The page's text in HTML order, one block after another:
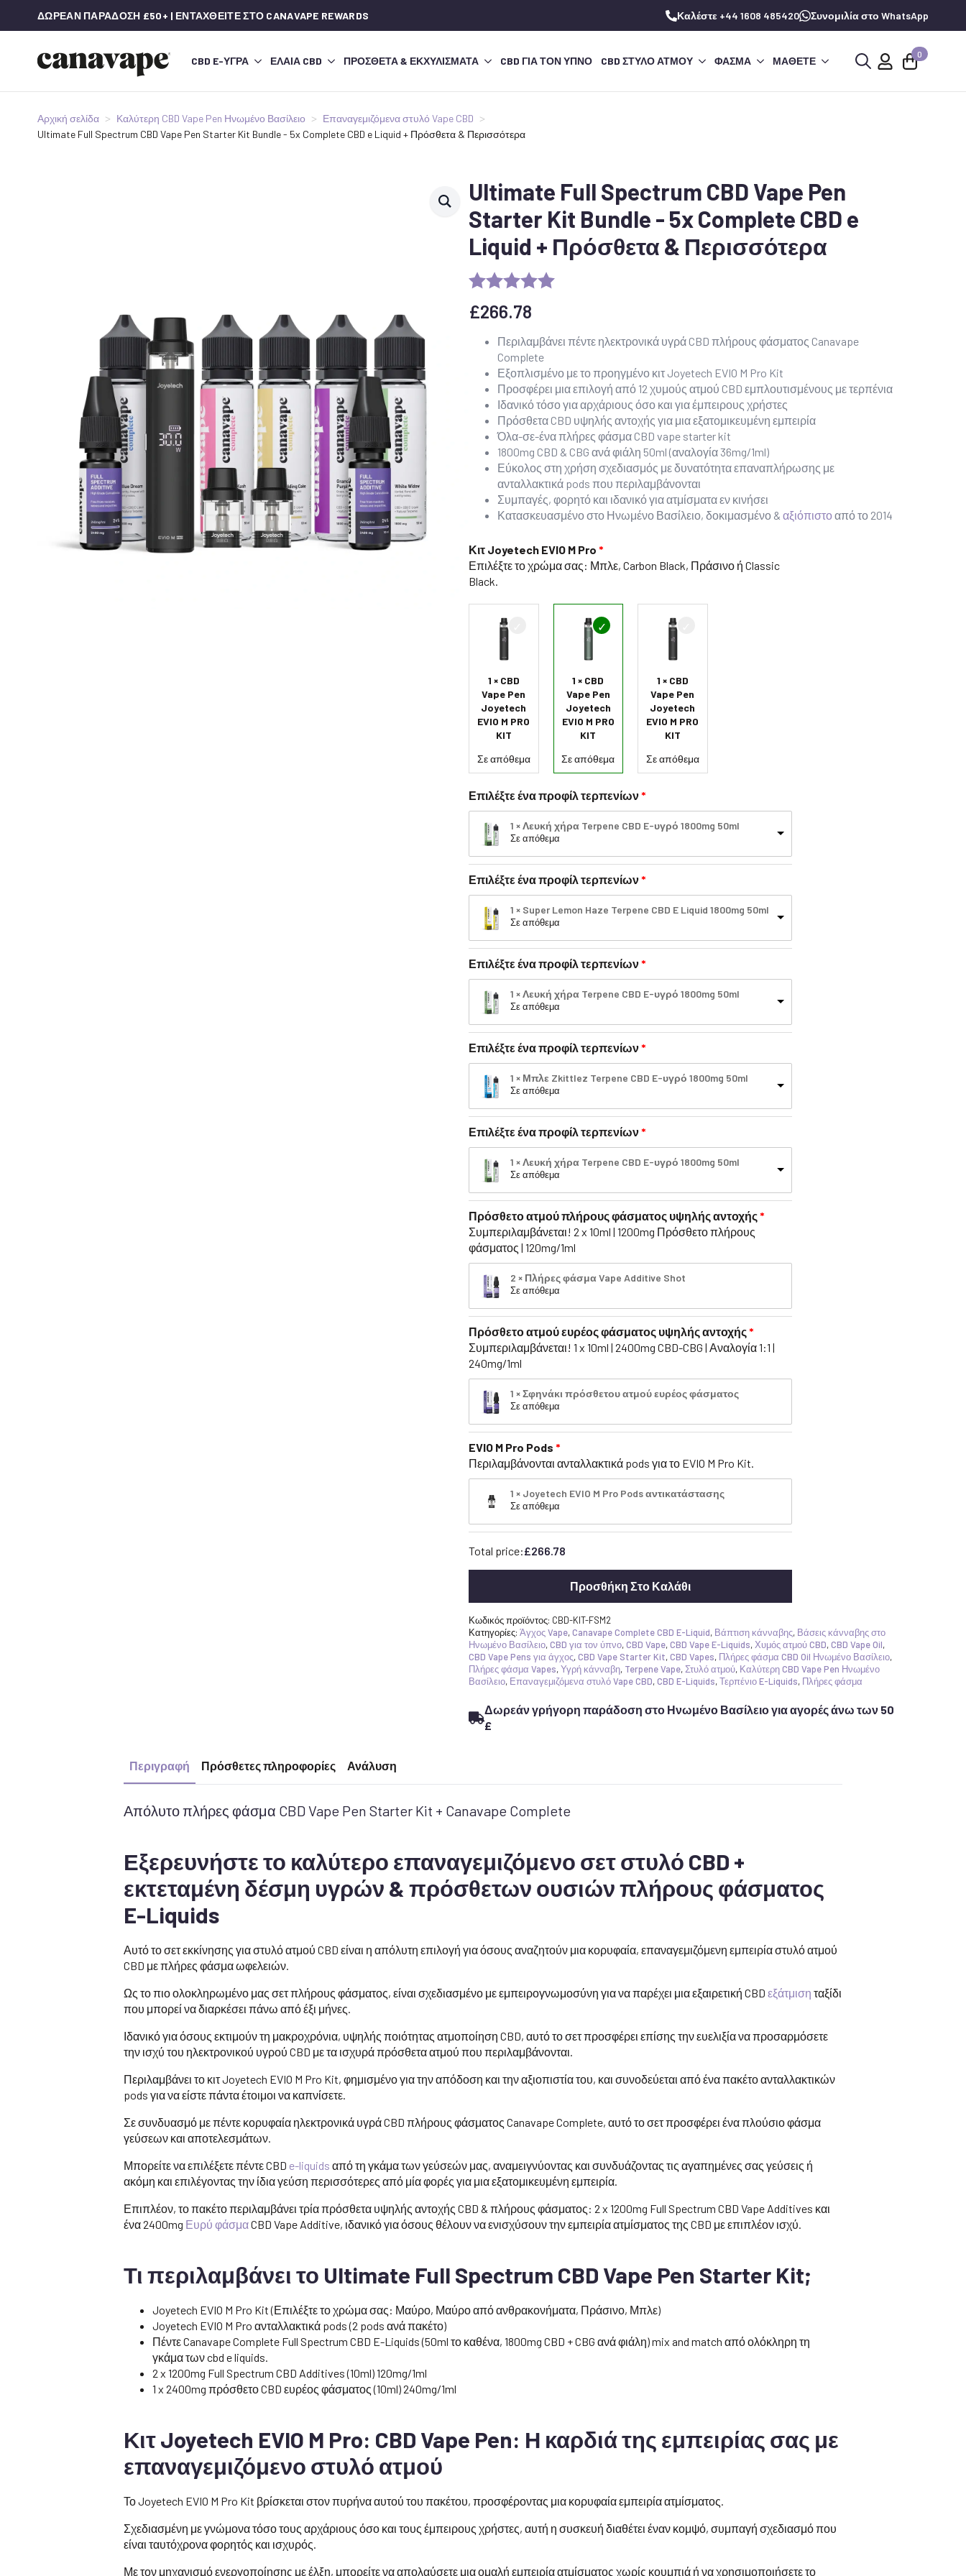
ΔΩΡΕΆΝ ΠΑΡΆΔΟΣΗ £50+ | ΕΝΤΑΧΘΕΊΤΕ ΣΤΟ CANAVAPE REWARDS Καλέστε +44 1608 485420 Συνομιλία στο WhatsApp
CBD E-ΥΓΡΆ ΈΛΑΙΑ CBD ΠΡΌΣΘΕΤΑ & ΕΚΧΥΛΊΣΜΑΤΑ CBD ΓΙΑ ΤΟΝ ΎΠΝΟ CBD ΣΤΥΛΌ ΑΤΜΟΎ ΦΆΣΜΑ ΜΆΘΕΤΕ
0
Αρχική σελίδα Καλύτερη CBD Vape Pen Ηνωμένο Βασίλειο
Επαναγεμιζόμενα στυλό Vape CBD
Ultimate Full Spectrum CBD Vape Pen Starter Kit Bundle - 5x Complete CBD e Liquid + Πρόσθετα & Περισσότερα
Ultimate Full Spectrum CBD Vape Pen
Starter Kit Bundle - 5x Complete CBD e
Liquid + Πρόσθετα & Περισσότερα
£266.78
Περιλαμβάνει πέντε ηλεκτρονικά υγρά CBD πλήρους φάσματος Canavape
Complete
Εξοπλισμένο με το προηγμένο κιτ Joyetech EVIO M Pro Kit
Προσφέρει μια επιλογή από 12 χυμούς ατμού CBD εμπλουτισμένους με τερπένια
Ιδανικό τόσο για αρχάριους όσο και για έμπειρους χρήστες
Πρόσθετα CBD υψηλής αντοχής για μια εξατομικευμένη εμπειρία
Όλα-σε-ένα πλήρες φάσμα CBD vape starter kit
1800mg CBD & CBG ανά φιάλη 50ml (αναλογία 36mg/1ml)
Εύκολος στη χρήση σχεδιασμός με δυνατότητα επαναπλήρωσης με
ανταλλακτικά pods που περιλαμβάνονται
Συμπαγές, φορητό και ιδανικό για ατμίσματα εν κινήσει
Κατασκευασμένο στο Ηνωμένο Βασίλειο, δοκιμασμένο & αξιόπιστοαπό το 2014
Κιτ Joyetech EVIO M Pro
Επιλέξτε το χρώμα σας: Μπλε, Carbon Black, Πράσινο ή Classic
Black.
1 × CBD
Vape Pen
Joyetech
EVIO M PRO
KIT
Σε απόθεμα
1 × CBD
Vape Pen
Joyetech
EVIO M PRO
KIT
Σε απόθεμα
1 × CBD
Vape Pen
Joyetech
EVIO M PRO
KIT
Σε απόθεμα
Επιλέξτε ένα προφίλ τερπενίων
1 × Λευκή χήρα Terpene CBD E-υγρό 1800mg 50ml
Σε απόθεμα
Επιλέξτε ένα προφίλ τερπενίων
1 × Super Lemon Haze Terpene CBD E Liquid 1800mg 50ml
Σε απόθεμα
Επιλέξτε ένα προφίλ τερπενίων
1 × Λευκή χήρα Terpene CBD E-υγρό 1800mg 50ml
Σε απόθεμα
Επιλέξτε ένα προφίλ τερπενίων
1 × Μπλε Zkittlez Terpene CBD E-υγρό 1800mg 50ml
Σε απόθεμα
Επιλέξτε ένα προφίλ τερπενίων
1 × Λευκή χήρα Terpene CBD E-υγρό 1800mg 50ml
Σε απόθεμα
Πρόσθετο ατμού πλήρους φάσματος υψηλής αντοχής
Συμπεριλαμβάνεται! 2 x 10ml | 1200mg Πρόσθετο πλήρους
φάσματος | 120mg/1ml
2 × Πλήρες φάσμα Vape Additive Shot
Σε απόθεμα
Πρόσθετο ατμού ευρέος φάσματος υψηλής αντοχής
Συμπεριλαμβάνεται! 1 x 10ml | 2400mg CBD-CBG | Αναλογία 1:1 |
240mg/1ml
1 × Σφηνάκι πρόσθετου ατμού ευρέος φάσματος
Σε απόθεμα
EVIO M Pro Pods
Περιλαμβάνονται ανταλλακτικά pods για το EVIO M Pro Kit.
1 × Joyetech EVIO M Pro Pods αντικατάστασης
Σε απόθεμα
Total price:£266.78
Προσθήκη Στο Καλάθι
Κωδικός προϊόντος: CBD-KIT-FSM2
Κατηγορίες: Άγχος Vape,Canavape Complete CBD E-Liquid, Βάπτιση κάνναβης, Βάσεις κάνναβης στο
Ηνωμένο Βασίλειο,CBD για τον ύπνο,CBD Vape,CBD Vape E-Liquids, Χυμός ατμού CBD,CBD Vape Oil,
CBD Vape Pens για άγχος,CBD Vape Starter Kit,CBD Vapes, Πλήρες φάσμα CBD Oil Ηνωμένο Βασίλειο,
Πλήρες φάσμα Vapes,Υγρή κάνναβη, Terpene Vape,Στυλό ατμού, Καλύτερη CBD Vape Pen Ηνωμένο
Βασίλειο, Επαναγεμιζόμενα στυλό Vape CBD,CBD E-Liquids,Τερπένιο E-Liquids, Πλήρες φάσμα
Δωρεάν γρήγορη παράδοση στο Ηνωμένο Βασίλειο για αγορές άνω των 50
£
Περιγραφή Πρόσθετες πληροφορίες Ανάλυση
Απόλυτο πλήρες φάσμα CBD Vape Pen Starter Kit + Canavape Complete
Εξερευνήστε το καλύτερο επαναγεμιζόμενο σετ στυλό CBD +
εκτεταμένη δέσμη υγρών & πρόσθετων ουσιών πλήρους φάσματος
E-Liquids
Αυτό το σετ εκκίνησης για στυλό ατμού CBD είναι η απόλυτη επιλογή για όσους αναζητούν μια κορυφαία, επαναγεμιζόμενη εμπειρία στυλό ατμού
CBD με πλήρες φάσμα ωφελειών.
Ως το πιο ολοκληρωμένο μας σετ πλήρους φάσματος, είναι σχεδιασμένο με εμπειρογνωμοσύνη για να παρέχει μια εξαιρετική CBD εξάτμιση ταξίδι
που μπορεί να διαρκέσει πάνω από έξι μήνες.
Ιδανικό για όσους εκτιμούν τη μακροχρόνια, υψηλής ποιότητας ατμοποίηση CBD, αυτό το σετ προσφέρει επίσης την ευελιξία να προσαρμόσετε
την ισχύ του ηλεκτρονικού υγρού CBD με τα ισχυρά πρόσθετα ατμού που περιλαμβάνονται.
Περιλαμβάνει το κιτ Joyetech EVIO M Pro Kit, φημισμένο για την απόδοση και την αξιοπιστία του, και συνοδεύεται από ένα πακέτο ανταλλακτικών
pods για να είστε πάντα έτοιμοι να καπνίσετε.
Σε συνδυασμό με πέντε κορυφαία ηλεκτρονικά υγρά CBD πλήρους φάσματος Canavape Complete, αυτό το σετ προσφέρει ένα πλούσιο φάσμα
γεύσεων και αποτελεσμάτων.
Μπορείτε να επιλέξετε πέντε CBD e-liquids από τη γκάμα των γεύσεών μας, αναμειγνύοντας και συνδυάζοντας τις αγαπημένες σας γεύσεις ή
ακόμη και επιλέγοντας την ίδια γεύση περισσότερες από μία φορές για μια εξατομικευμένη εμπειρία.
Επιπλέον, το πακέτο περιλαμβάνει τρία πρόσθετα υψηλής αντοχής CBD & πλήρους φάσματος: 2 x 1200mg Full Spectrum CBD Vape Additives και
ένα 2400mg Ευρύ φάσμαCBD Vape Additive, ιδανικό για όσους θέλουν να ενισχύσουν την εμπειρία ατμίσματος της CBD με επιπλέον ισχύ.
Τι περιλαμβάνει το Ultimate Full Spectrum CBD Vape Pen Starter Kit;
Joyetech EVIO M Pro Kit (Επιλέξτε το χρώμα σας: Μαύρο, Μαύρο από ανθρακονήματα, Πράσινο, Μπλε)
Joyetech EVIO M Pro ανταλλακτικά pods (2 pods ανά πακέτο)
Πέντε Canavape Complete Full Spectrum CBD E-Liquids (50ml το καθένα, 1800mg CBD + CBG ανά φιάλη) mix and match από ολόκληρη τη
γκάμα των cbd e liquids.
2 x 1200mg Full Spectrum CBD Additives (10ml) 120mg/1ml
1 x 2400mg πρόσθετο CBD ευρέος φάσματος (10ml) 240mg/1ml
Κιτ Joyetech EVIO M Pro: CBD Vape Pen: Η καρδιά της εμπειρίας σας με
επαναγεμιζόμενο στυλό ατμού
Το Joyetech EVIO M Pro Kit βρίσκεται στον πυρήνα αυτού του πακέτου, προσφέροντας μια κορυφαία εμπειρία ατμίσματος.
Σχεδιασμένη με γνώμονα τόσο τους αρχάριους όσο και τους έμπειρους χρήστες, αυτή η συσκευή διαθέτει έναν κομψό, συμπαγή σχεδιασμό που
είναι ταυτόχρονα φορητός και ισχυρός.
Με τον μηχανισμό ενεργοποίησης με έλξη, μπορείτε να απολαύσετε μια ομαλή εμπειρία ατμίσματος χωρίς κουμπιά ή να χρησιμοποιήσετε το